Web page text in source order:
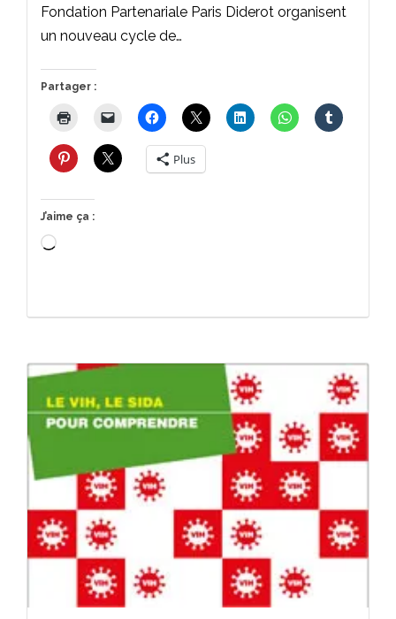
Fondation Partenariale Paris Diderot organisent
un nouveau cycle de…
Partager :
Plus
J’aime ça :
Chargement…